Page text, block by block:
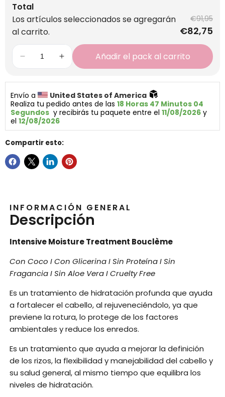
Total
Los artículos seleccionados se agregarán
al carrito.
€91,95
€82,75
Añadir el pack al carrito
Envío a
United States of America
Realiza tu pedido antes de las 18 Horas 47 Minutos 03
Segundos
  y recibirás tu paquete entre el
11/08/2026 y
el 12/08/2026
Compartir esto:
INFORMACIÓN GENERAL
Descripción
Intensive Moisture Treatment Bouclème
Con Coco I Con Glicerina I Sin Proteína I Sin
Fragancia I Sin Aloe Vera I Cruelty Free
Es un tratamiento de hidratación profunda que ayuda
a fortalecer el cabello, al rejuveneciéndolo, ya que
previene la rotura, lo protege de los factores
ambientales y reduce los enredos.
Es un tratamiento que ayuda a mejorar la definición
de los rizos, la flexibilidad y manejabilidad del cabello y
su salud general, al mismo tiempo que equilibra los
niveles de hidratación.